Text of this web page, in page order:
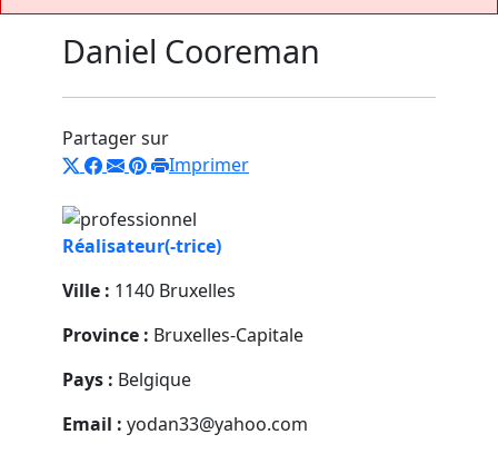
Daniel Cooreman
Partager sur
Imprimer
Réalisateur(-trice)
Ville : 1140 Bruxelles
Province : Bruxelles-Capitale
Pays : Belgique
Email : yodan33@yahoo.com